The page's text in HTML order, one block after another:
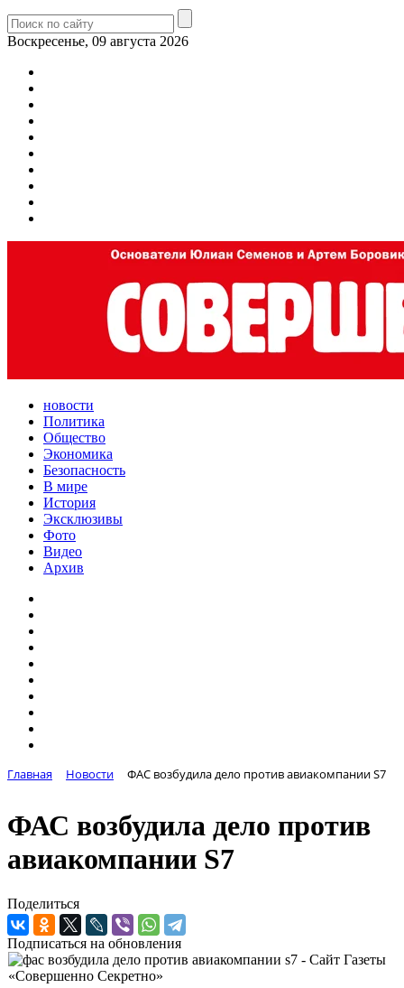
Воскресенье, 09 августа 2026
новости
Политика
Общество
Экономика
Безопасность
В мире
История
Эксклюзивы
Фото
Видео
Архив
Главная Новости ФАС возбудила дело против авиакомпании S7
ФАС возбудила дело против
авиакомпании S7
Поделиться
Подписаться на обновления